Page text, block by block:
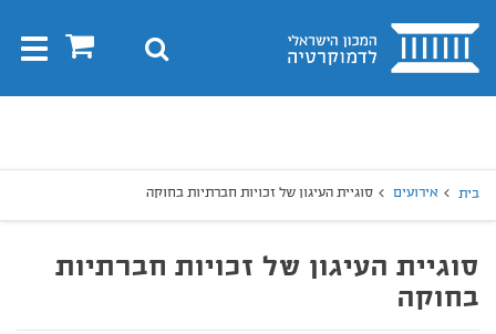
בית 0 חיפוש
בית אירועים סוגיית העיגון של זכויות חברתיות בחוקה
סוגיית העיגון של זכויות חברתיות
בחוקה